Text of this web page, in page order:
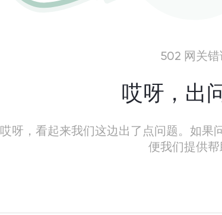
502 网关错
哎呀，出
哎呀，看起来我们这边出了点问题。如果
便我们提供帮